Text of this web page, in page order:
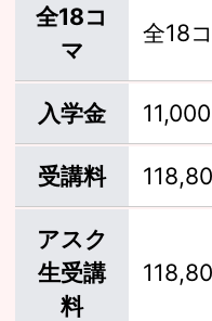
全18コ
マ
全18
入学金
受講料
アスク
生受講
料